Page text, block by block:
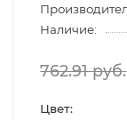
Наличие:
762.91 руб.
Цвет: